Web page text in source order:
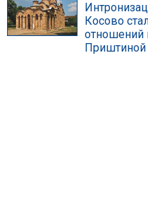
Косово
отношений
Приштиной